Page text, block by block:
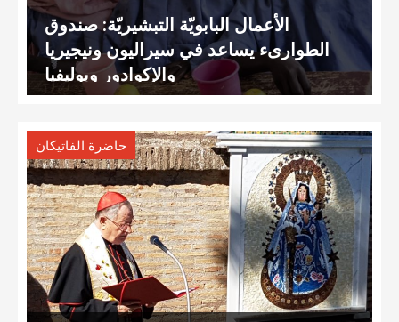
الأعمال البابويّة التبشيريّة: صندوق
الطوارىء يساعد في سيراليون ونيجيريا
والإكوادور وبوليفيا
حاضرة الفاتيكان